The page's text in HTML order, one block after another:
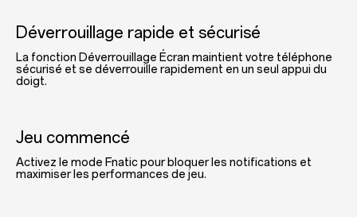
Déverrouillage rapide et sécurisé
La fonction Déverrouillage Écran maintient votre téléphone
sécurisé et se déverrouille rapidement en un seul appui du
doigt.
Jeu commencé
Activez le mode Fnatic pour bloquer les notifications et
maximiser les performances de jeu.